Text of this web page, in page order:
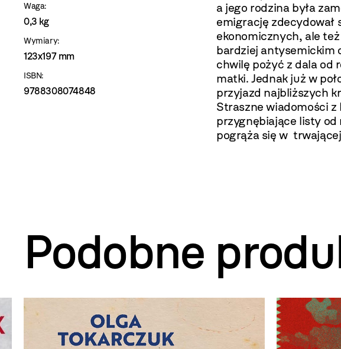
Waga:
0,3 kg
Wymiary:
123x197 mm
ISBN:
9788308074848
a jego rodzina była
emigrację zdecydował
ekonomicznych, ale
bardziej antysemickim
chwilę pożyć z dala od
matki. Jednak już w
przyjazd najbliższych
Straszne wiadomości
przygnębiające listy
pogrąża się w
Podobne